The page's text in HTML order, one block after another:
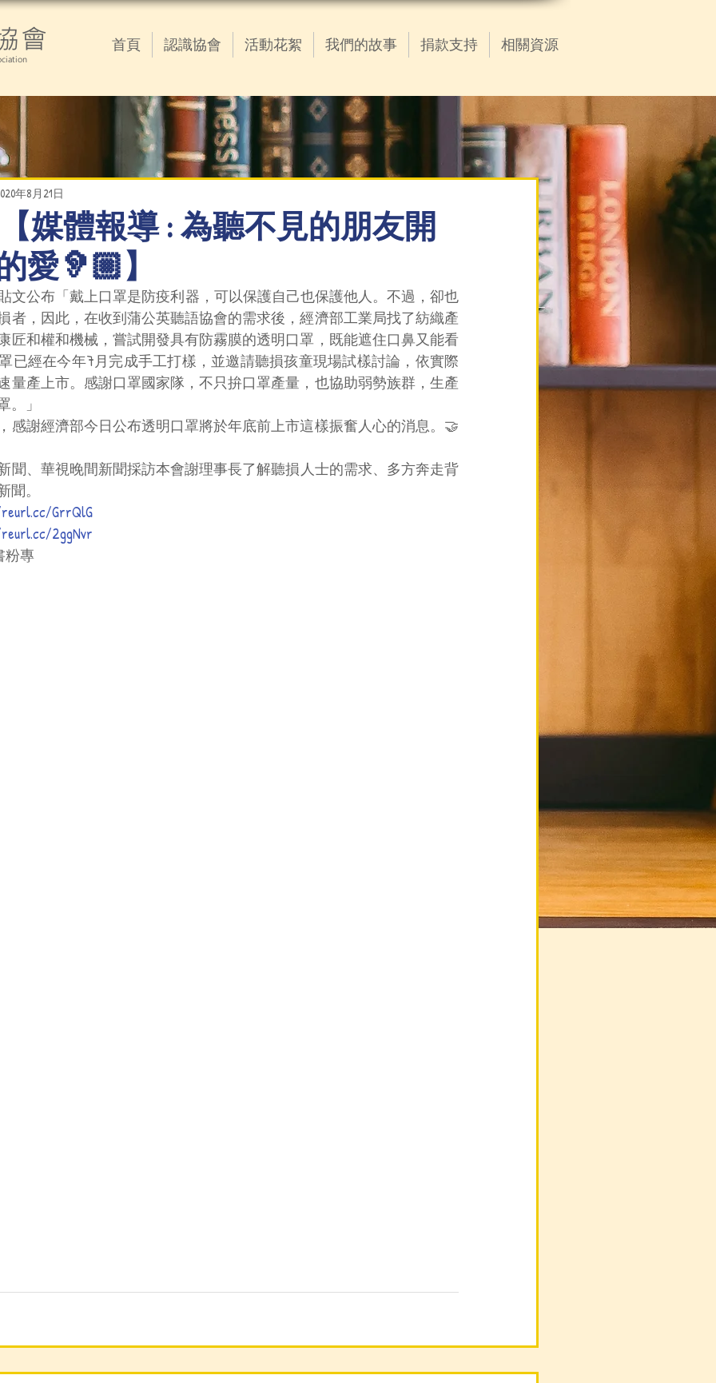
會 首頁 認識協會 活動花絮 我們的故事 捐款支持 相關資源
【媒體報導 : 為聽不見的朋友開
愛🦻🏼】
年8月21日
文公布「戴上口罩是防疫利器，可以保護自己也保護他人。不過，卻也
者，因此，在收到蒲公英聽語協會的需求後，經濟部工業局找了紡織產
匠和權和機械，嘗試開發具有防霧膜的透明口罩，既能遮住口鼻又能看
已經在今年7月完成手工打樣，並邀請聽損孩童現場試樣討論，依實際
量產上市。感謝口罩國家隊，不只拚口罩產量，也協助弱勢族群，生產
。」
感謝經濟部今日公布透明口罩將於年底前上市這樣振奮人心的消息。🤝
聞、華視晚間新聞採訪本會謝理事長了解聽損人士的需求、多方奔走背
。
GrrQlG
2ggNvr
粉專